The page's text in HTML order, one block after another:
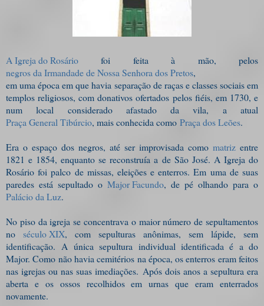
A Igreja do Rosário foi feita à mão, pelos
negros da Irmandade de Nossa Senhora dos Pretos,
em uma época em que havia separação de raças e classes sociais em
templos religiosos, com donativos ofertados pelos fiéis, em 1730, e
num local considerado afastado da vila, a atual
Praça General Tibúrcio, mais conhecida como Praça dos Leões.
Era o espaço dos negros, até ser improvisada como matriz entre
1821 e 1854, enquanto se reconstruía a de São José. A Igreja do
Rosário foi palco de missas, eleições e enterros. Em uma de suas
paredes está sepultado o Major Facundo, de pé olhando para o
Palácio da Luz.
No piso da igreja se concentrava o maior número de sepultamentos
no século XIX, com sepulturas anônimas, sem lápide, sem
identificação. A única sepultura individual identificada é a do
Major. Como não havia cemitérios na época, os enterros eram feitos
nas igrejas ou nas suas imediações. Após dois anos a sepultura era
aberta e os ossos recolhidos em urnas que eram enterrados
novamente.